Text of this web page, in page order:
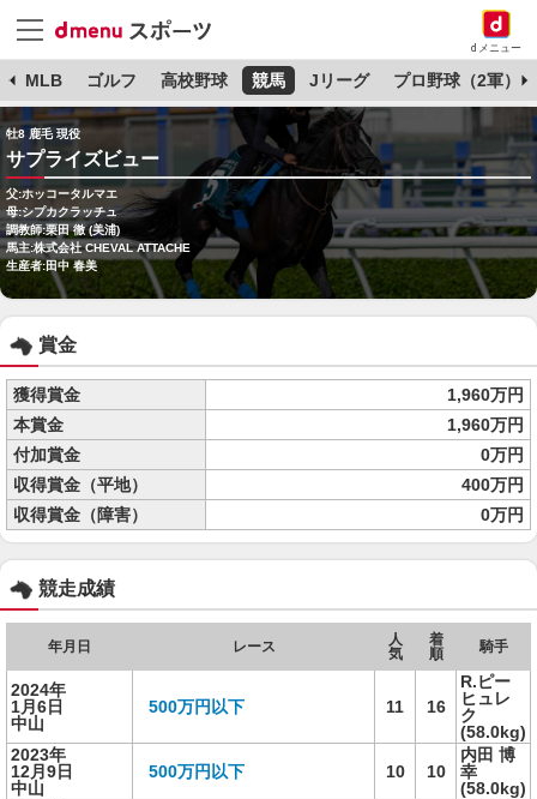
dメニュー
MLB ゴルフ 高校野球 競馬 Jリーグ プロ野球（2軍）
牡8 鹿毛 現役
サプライズビュー
父:ホッコータルマエ
母:シプカクラッチュ
調教師:栗田 徹 (美浦)
馬主:株式会社 CHEVAL ATTACHE
生産者:田中 春美
賞金
獲得賞金
1,960万円
本賞金
1,960万円
付加賞金
0万円
収得賞金（平地）
400万円
収得賞金（障害）
0万円
競走成績
年月日 レース
人
気
着
順
騎手
2024年
1月6日
中山
500万円以下 11 16
R.ピー
ヒュレ
ク
(58.0kg)
2023年
12月9日
中山
500万円以下 10 10
内田 博
幸
(58.0kg)